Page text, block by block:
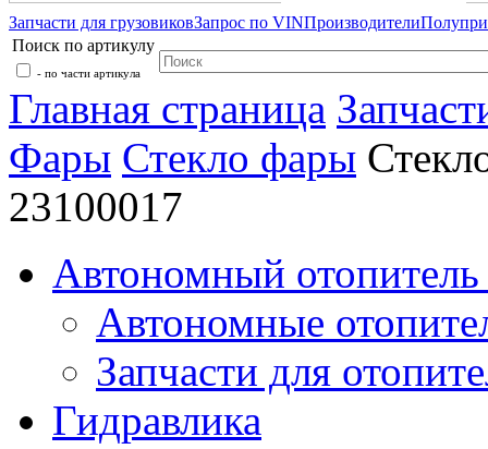
Запчасти для грузовиковЗапрос по VINПроизводители
Поиск по артикулу
- по части артикула
Главная страница
Фары Стекло фары
23100017
Автономный отопитель
Автономные
Запчасти для
Гидравлика